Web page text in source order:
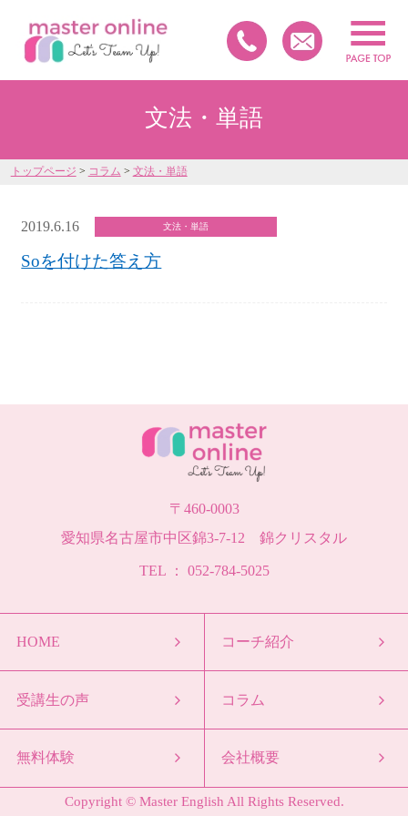
文法・単語
トップページ > コラム > 文法・単語
2019.6.16 文法・単語
Soを付けた答え方
〒460-0003
愛知県名古屋市中区錦3-7-12 錦クリスタル
TEL ： 052-784-5025
HOME コーチ紹介
受講生の声 コラム
無料体験 会社概要
Copyright © Master English All Rights Reserved.